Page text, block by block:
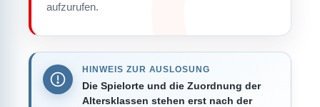
aufzurufen.
HINWEIS ZUR AUSLOSUNG
Die Spielorte und die Zuordnung der
Altersklassen stehen erst nach der